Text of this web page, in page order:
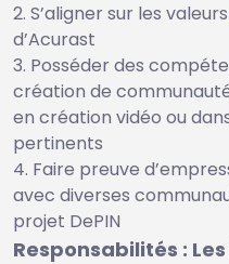
S’aligner sur les
d’Acurast
Posséder des
création de
en création vidéo ou
pertinents
Faire preuve
avec diverses
projet DePIN
Responsabilités :